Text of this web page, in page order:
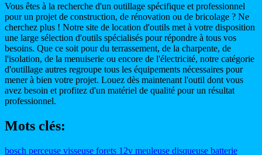
Vous êtes à la recherche d'un outillage spécifique et professionnel
pour un projet de construction, de rénovation ou de bricolage ? Ne
cherchez plus ! Notre site de location d'outils met à votre disposition
une large sélection d'outils spécialisés pour répondre à tous vos
besoins. Que ce soit pour du terrassement, de la charpente, de
l'isolation, de la menuiserie ou encore de l'électricité, notre catégorie
d'outillage autres regroupe tous les équipements nécessaires pour
mener à bien votre projet. Louez dès maintenant l'outil dont vous
avez besoin et profitez d'un matériel de qualité pour un résultat
professionnel.
Mots clés:
bosch perceuse visseuse forets 12v meuleuse disqueuse batterie